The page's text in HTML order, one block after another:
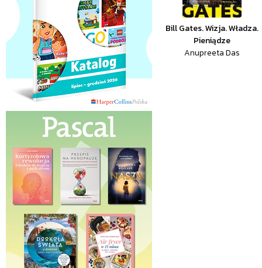
Bill Gates. Wizja. Władza.
Pieniądze
Anupreeta Das